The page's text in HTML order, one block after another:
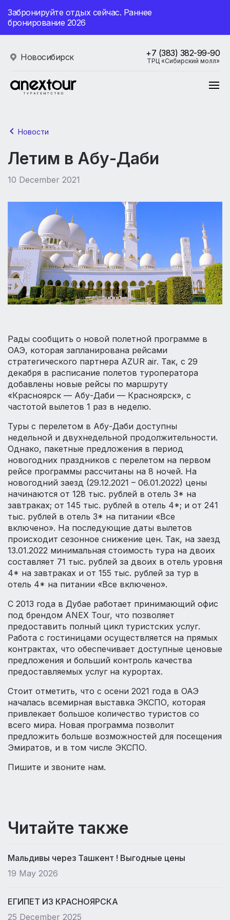
Забронируйте отдых сейчас. Раннее
бронирование 2026
Новосибирск +7 (383) 382-99-90
ТРЦ «Сибирский молл»
Новости
Летим в Абу-Даби
10 December 2021
Рады сообщить о новой полетной программе в
ОАЭ, которая запланирована рейсами
стратегического партнера AZUR air. Так, с 29
декабря в расписание полетов туроператора
добавлены новые рейсы по маршруту
«Красноярск — Абу-Даби — Красноярск», с
частотой вылетов 1 раз в неделю.
Туры с перелетом в Абу-Даби доступны
недельной и двухнедельной продолжительности.
Однако, пакетные предложения в период
новогодних праздников с перелетом на первом
рейсе программы рассчитаны на 8 ночей. На
новогодний заезд (29.12.2021 – 06.01.2022) цены
начинаются от 128 тыс. рублей в отель 3* на
завтраках; от 145 тыс. рублей в отель 4*; и от 241
тыс. рублей в отель 3* на питании «Все
включено». На последующие даты вылетов
происходит сезонное снижение цен. Так, на заезд
13.01.2022 минимальная стоимость тура на двоих
составляет 71 тыс. рублей за двоих в отель уровня
4* на завтраках и от 155 тыс. рублей за тур в
отель 4* на питании «Все включено».
С 2013 года в Дубае работает принимающий офис
под брендом ANEX Tour, что позволяет
предоставить полный цикл туристских услуг.
Работа с гостиницами осуществляется на прямых
контрактах, что обеспечивает доступные ценовые
предложения и больший контроль качества
предоставляемых услуг на курортах.
Стоит отметить, что с осени 2021 года в ОАЭ
началась всемирная выставка ЭКСПО, которая
привлекает большое количество туристов со
всего мира. Новая программа позволит
предложить больше возможностей для посещения
Эмиратов, и в том числе ЭКСПО.
Пишите и звоните нам.
Читайте также
Мальдивы через Ташкент ! Выгодные цены
19 May 2026
ЕГИПЕТ ИЗ КРАСНОЯРСКА
25 December 2025